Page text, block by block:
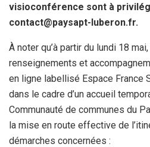
visioconférence sont à
contact@paysapt-luberon.fr.
À noter qu’à partir du lundi 18 mai,
renseignements et
en ligne labellisé Espace France
dans le cadre d’un accueil
Communauté de communes du
la mise en route effective de
démarches concernées :